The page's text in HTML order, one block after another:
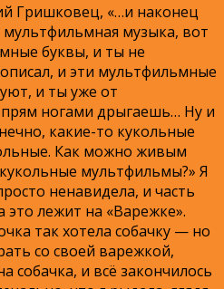
Гришковец, «…и наконец
мультфильмная музыка, вот
буквы, и ты не
и эти мультфильмные
и ты уже от
ногами дрыгаешь… Ну и
какие-то кукольные
Как можно живым
мультфильмы?» Я
ненавидела, и часть
это лежит на «Варежке».
так хотела собачку — но
со своей варежкой,
собачка, и всё закончилось